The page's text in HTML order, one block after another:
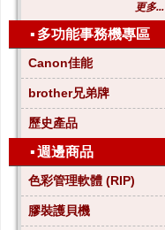
更多...
▪ 多功能事務機專區
Canon佳能
brother兄弟牌
歷史產品
▪週邊商品
色彩管理軟體 (RIP)
膠裝護貝機